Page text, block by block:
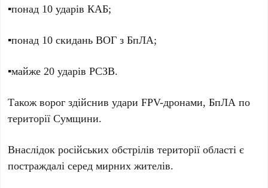
▪️понад 10 ударів КАБ;
▪️понад 10 скидань ВОГ з БпЛА;
▪️майже 20 ударів РСЗВ.
Також ворог здійснив удари FPV-дронами, БпЛА по
території Сумщини.
Внаслідок російських обстрілів території області є
постраждалі серед мирних жителів.